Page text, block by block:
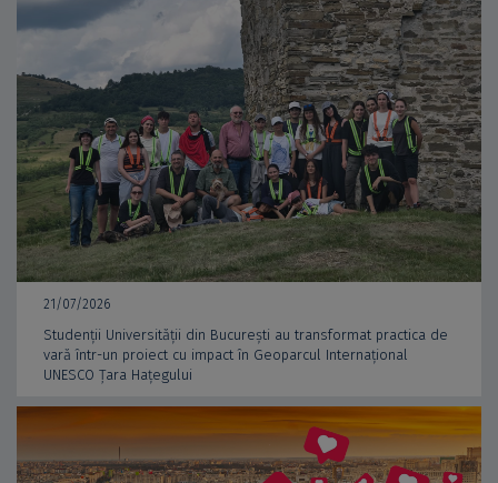
21/07/2026
Studenții Universității din București au transformat practica de
vară într-un proiect cu impact în Geoparcul Internațional
UNESCO Țara Hațegului